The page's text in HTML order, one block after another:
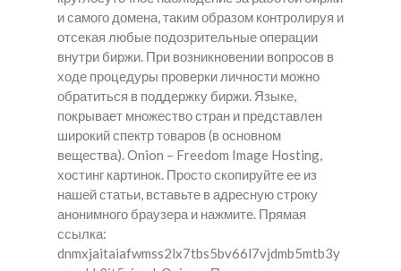
и самого домена, таким образом контролируя и
отсекая любые подозрительные операции
внутри биржи. При возникновении вопросов в
ходе процедуры проверки личности можно
обратиться в поддержку биржи. Языке,
покрывает множество стран и представлен
широкий спектр товаров (в основном
вещества). Onion – Freedom Image Hosting,
хостинг картинок. Просто скопируйте ее из
нашей статьи, вставьте в адресную строку
анонимного браузера и нажмите. Прямая
ссылка:
dnmxjaitaiafwmss2lx7tbs5bv66l7vjdmb5mtb3y